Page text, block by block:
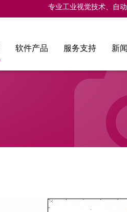
专业工业视觉技术、自
软件产品 服务支持 新